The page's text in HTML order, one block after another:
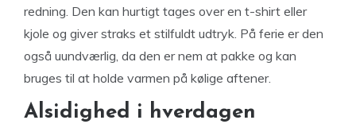
redning. Den kan hurtigt tages over en t-shirt eller
kjole og giver straks et stilfuldt udtryk. På ferie er den
også uundværlig, da den er nem at pakke og kan
bruges til at holde varmen på kølige aftener.
Alsidighed i hverdagen